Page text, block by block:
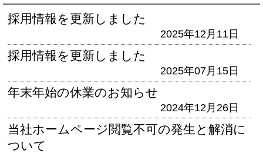
採用情報を更新しました
2025年12月11日
採用情報を更新しました
2025年07月15日
年末年始の休業のお知らせ
2024年12月26日
当社ホームページ閲覧不可の発生と解消に
ついて